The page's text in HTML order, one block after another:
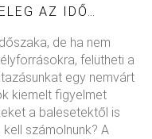
AZ IDŐ…
de ha nem
felütheti a
egy nemvárt
kiemelt figyelmet
a balesetektől is
számolnunk? A